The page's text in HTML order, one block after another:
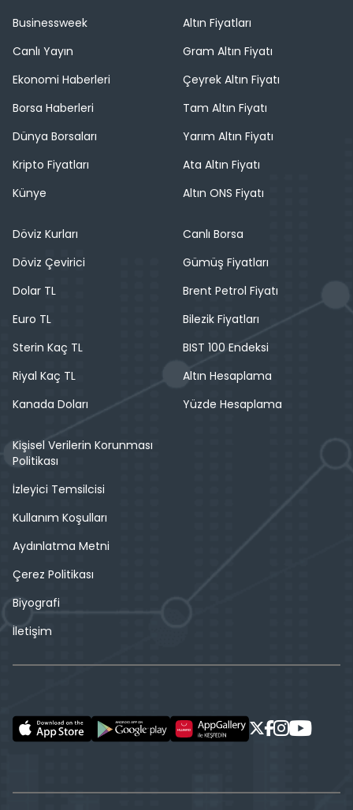
Businessweek
Canlı Yayın
Ekonomi Haberleri
Borsa Haberleri
Dünya Borsaları
Kripto Fiyatları
Künye
Altın Fiyatları
Gram Altın Fiyatı
Çeyrek Altın Fiyatı
Tam Altın Fiyatı
Yarım Altın Fiyatı
Ata Altın Fiyatı
Altın ONS Fiyatı
Döviz Kurları
Döviz Çevirici
Dolar TL
Euro TL
Sterin Kaç TL
Riyal Kaç TL
Kanada Doları
Canlı Borsa
Gümüş Fiyatları
Brent Petrol Fiyatı
Bilezik Fiyatları
BIST 100 Endeksi
Altın Hesaplama
Yüzde Hesaplama
Kişisel Verilerin Korunması
Politikası
İzleyici Temsilcisi
Kullanım Koşulları
Aydınlatma Metni
Çerez Politikası
Biyografi
İletişim